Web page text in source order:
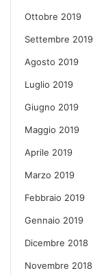
Ottobre 2019
Settembre 2019
Agosto 2019
Luglio 2019
Giugno 2019
Maggio 2019
Aprile 2019
Marzo 2019
Febbraio 2019
Gennaio 2019
Dicembre 2018
Novembre 2018